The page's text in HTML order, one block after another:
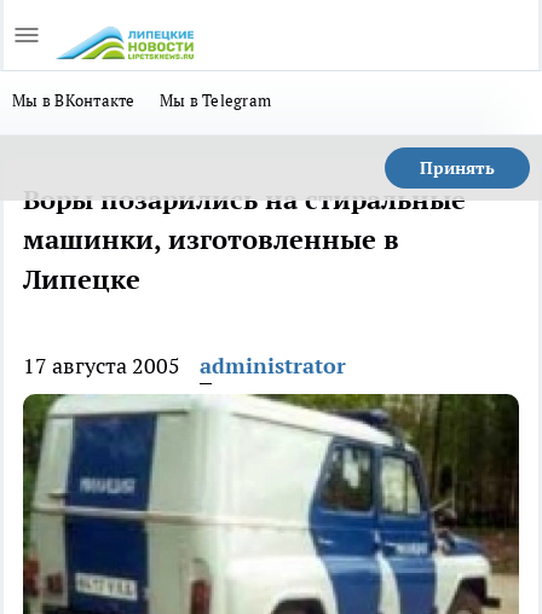
Мы в ВКонтакте Мы в Telegram
Принять
Воры позарились на стиральные
машинки, изготовленные в
Липецке
17 августа 2005 administrator